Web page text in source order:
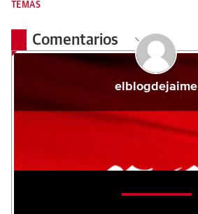
TEMAS
Comentarios
elblogdejaime